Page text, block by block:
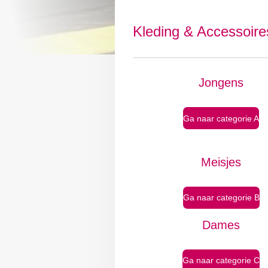
Kleding &
Jongens
Ga naar categorie A
Meisjes
Ga naar categorie B
Dames
Ga naar categorie C